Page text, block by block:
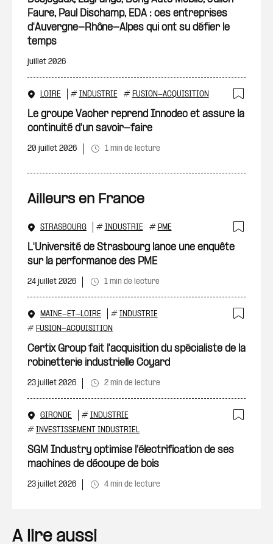
Faure, Paul Dischamp, EDA : ces entreprises
d'Auvergne-Rhône-Alpes qui ont su défier le
temps
juillet 2026
LOIRE # INDUSTRIE # FUSION-ACQUISITION
Le groupe Vacher reprend Innodec et assure la
continuité d'un savoir-faire
20 juillet 2026 1 min de lecture
Ailleurs en France
STRASBOURG # INDUSTRIE # PME
L'Université de Strasbourg lance une enquête
sur la performance des PME
24 juillet 2026 1 min de lecture
MAINE-ET-LOIRE # INDUSTRIE
# FUSION-ACQUISITION
Certix Group fait l'acquisition du spécialiste de la
robinetterie industrielle Coyard
23 juillet 2026 2 min de lecture
GIRONDE # INDUSTRIE
# INVESTISSEMENT INDUSTRIEL
SGM Industry optimise l’électrification de ses
machines de découpe de bois
23 juillet 2026 4 min de lecture
A lire aussi